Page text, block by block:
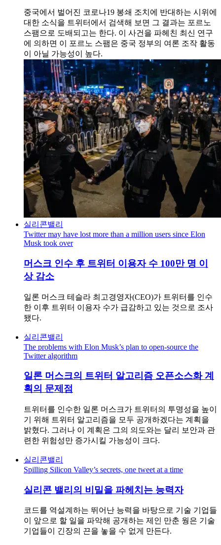
중국에서 벌어진 코로나19 봉쇄 조치에 반대하는 시위에
대한 소식을 트위터에서 검색해 보면 그 결과는 포르노
스팸으로 도배되고는 한다. 이 사건을 파헤친 최신 연구
에 의하면 이 포르노 스팸은 중국 정부의 여론 조작 활동
이 아닐 가능성이 높다.
실리콘밸리
Twitter may have lost more than a million users since Elon
Musk took over
머스크 인수 후 트위터 이용자 수 100만 명 이
상 감소
일론 머스크 테슬라 최고경영자(CEO)가 트위터를 인수
한 이후 트위터 이용자 수가 급감하고 있는 것으로 조사
됐다.
실리콘밸리
The problems with Elon Musk’s plan to open-source the
Twitter algorithm
일론 머스크의 트위터 알고리즘 오픈소스화 계
획의 문제점
트위터를 인수한 일론 머스크가 트위터의 투명성을 높이
기 위해 트위터 알고리즘을 모두 공개하겠다는 계획을
밝혔다. 그러나 이 계획은 그의 의도와는 달리 보안과 관
련한 위험성만 증가시킬 가능성이 크다.
실리콘밸리
Spilling Silicon Valley’s secrets, one tweet at a time
실리콘 밸리의 비밀을 파헤치는 능력자
코드를 역설계하는 뛰어난 능력을 바탕으로 기술 기업들
이 앞으로 할 일을 파악해 공개하는 제인 만춘 웡은 기술
기업들이 긴장의 끈을 놓을 수 없게 만든다.